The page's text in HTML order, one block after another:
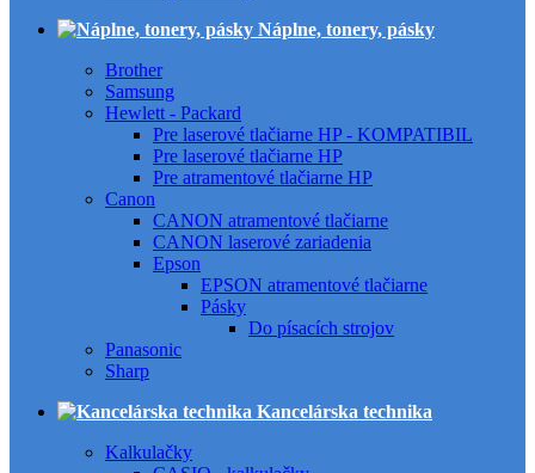
Náplne, tonery, pásky
Brother
Samsung
Hewlett - Packard
Pre laserové tlačiarne HP - KOMPATIBIL
Pre laserové tlačiarne HP
Pre atramentové tlačiarne HP
Canon
CANON atramentové tlačiarne
CANON laserové zariadenia
Epson
EPSON atramentové tlačiarne
Pásky
Do písacích strojov
Panasonic
Sharp
Kancelárska technika
Kalkulačky